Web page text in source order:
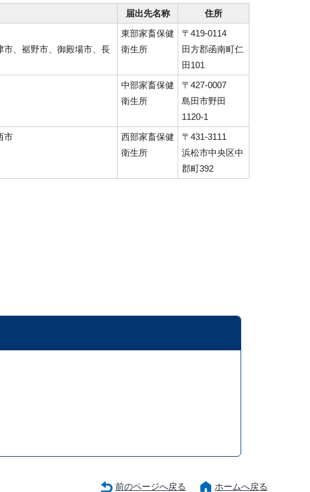
届出先名称
住所
市、裾野市、御殿場市、長
東部家畜保健
衛生所
〒419-0114
田方郡函南町仁
田101
中部家畜保健
衛生所
〒427-0007
島田市野田
1120-1
市
西部家畜保健
衛生所
〒431-3111
浜松市中央区中
郡町392
前のページへ戻る ホームへ戻る